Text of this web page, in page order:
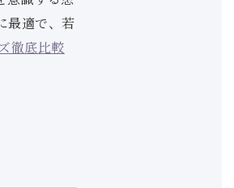
最適で、若
徹底比較